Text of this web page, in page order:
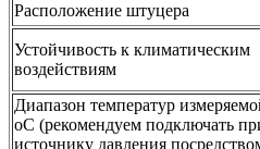
Расположение штуцера
Устойчивость к климатическим
воздействиям
Диапазон температур
оС (рекомендуем подключать
источнику давления